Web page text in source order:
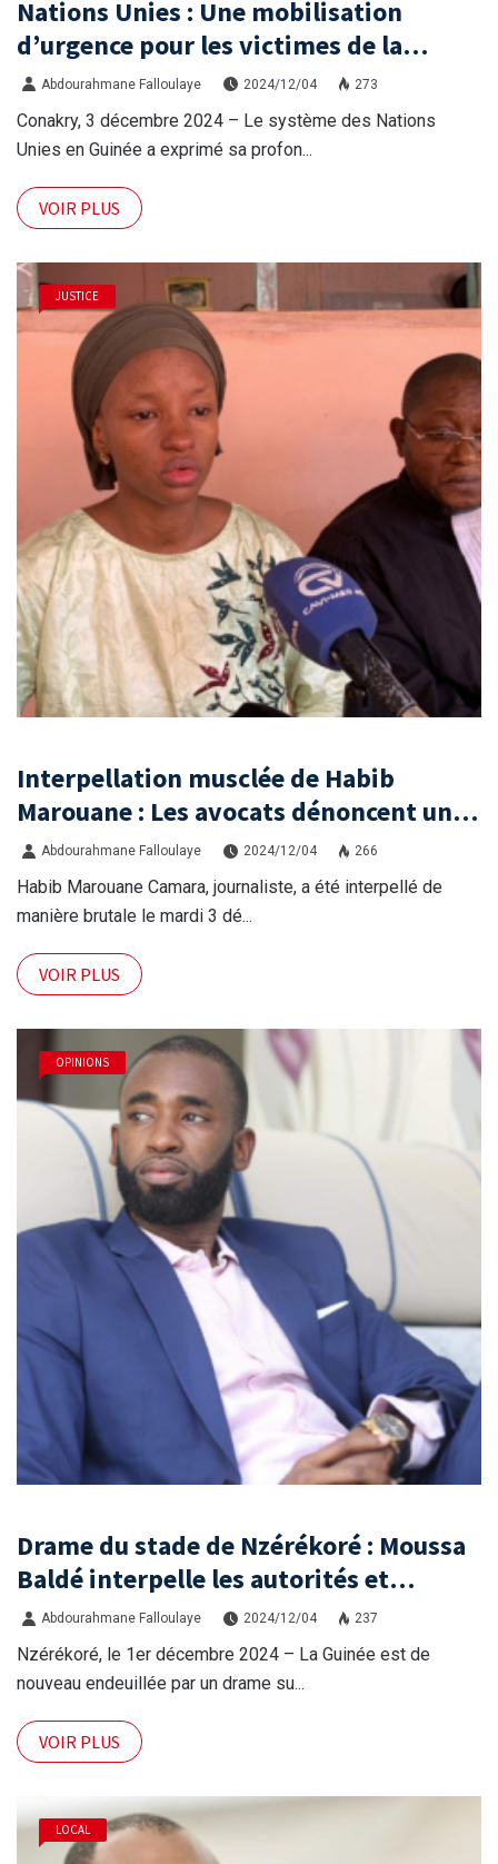
Nations Unies : Une mobilisation
d’urgence pour les victimes de la
tragédie de N’Zérékoré
Abdourahmane Falloulaye 2024/12/04 273
Conakry, 3 décembre 2024 – Le système des Nations
Unies en Guinée a exprimé sa profon...
VOIR PLUS
JUSTICE
Interpellation musclée de Habib
Marouane : Les avocats dénoncent une
arrestation arbitraire et demandent sa
libération immédiate
Abdourahmane Falloulaye 2024/12/04 266
Habib Marouane Camara, journaliste, a été interpellé de
manière brutale le mardi 3 dé...
VOIR PLUS
OPINIONS
Drame du stade de Nzérékoré : Moussa
Baldé interpelle les autorités et
demande justice
Abdourahmane Falloulaye 2024/12/04 237
Nzérékoré, le 1er décembre 2024 – La Guinée est de
nouveau endeuillée par un drame su...
VOIR PLUS
LOCAL